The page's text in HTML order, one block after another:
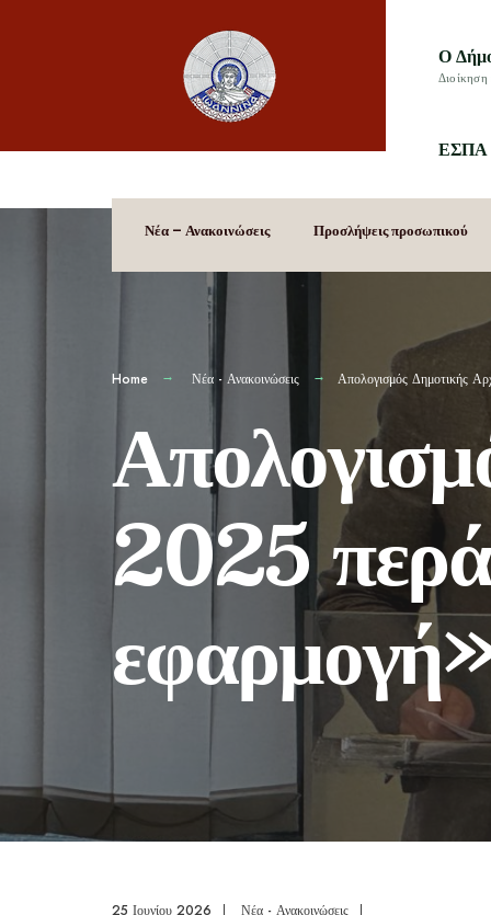
Ο
Διοίκηση
ΕΣΠΑ
Νέα – Ανακοινώσεις Προσλήψεις προσωπικού
Home Νέα - Ανακοινώσεις Απολογισμός Δημοτικής
2025
25 Ιουνίου 2026 | Νέα - Ανακοινώσεις |